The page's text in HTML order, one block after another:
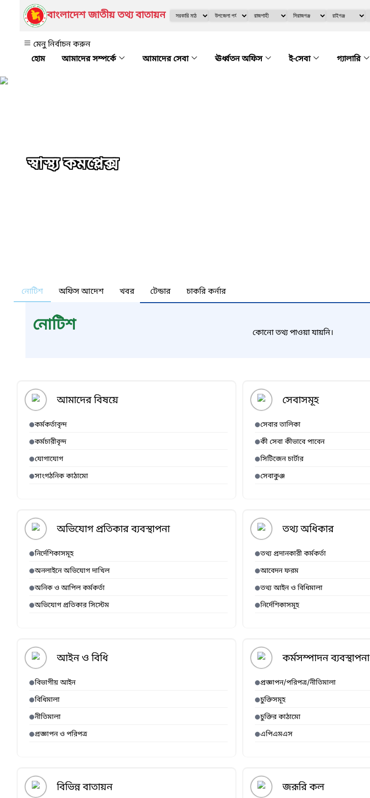
বাংলাদেশ জাতীয় তথ্য বাতায়ন
মেনু নির্বাচন করুন
আমাদের সম্পর্কে
আমাদের সেবা ঊর্ধ্বতন অফিস ই-সেবা গ্যালারি
স্বাস্থ্য কমপ্লেক্স
নোটিশ অফিস আদেশ খবর টেন্ডার চাকরি কর্নার
নোটিশ কোনো তথ্য পাওয়া যায়নি।
আমাদের বিষয়ে
কর্মকর্তাবৃন্দ
কর্মচারীবৃন্দ
যোগাযোগ
সাংগঠনিক কাঠামো
সেবাসমূহ
সেবার তালিকা
কী সেবা কীভাবে পাবেন
সিটিজেন চার্টার
সেবাকুঞ্জ
অভিযোগ প্রতিকার ব্যবস্থাপনা
নির্দেশিকাসমূহ
অনলাইনে অভিযোগ দাখিল
অনিক ও আপিল কর্মকর্তা
অভিযোগ প্রতিকার সিস্টেম
তথ্য অধিকার
তথ্য প্রদানকারী কর্মকর্তা
আবেদন ফরম
তথ্য আইন ও বিধিমালা
নির্দেশিকাসমূহ
আইন ও বিধি
বিভাগীয় আইন
বিধিমালা
নীতিমালা
প্রজ্ঞাপন ও পরিপত্র
কর্মসম্পাদন ব্যবস্থাপনা
প্রজ্ঞাপন/পরিপত্র/নীতিমালা
চুক্তিসমূহ
চুক্তির কাঠামো
এপিএমএস
বিভিন্ন বাতায়ন জরূরি কল